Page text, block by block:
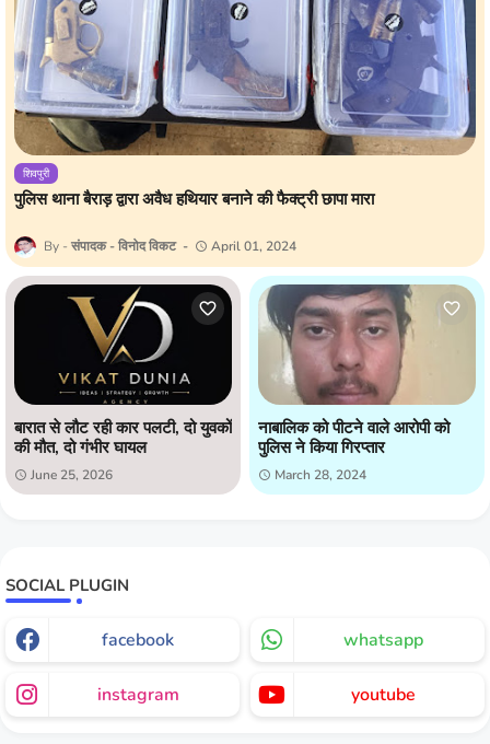
शिवपुरी
पुलिस थाना बैराड़ द्वारा अवैध हथियार बनाने की फैक्ट्री छापा मारा
संपादक - विनोद विकट April 01, 2024
बारात से लौट रही कार पलटी, दो युवकों
की मौत, दो गंभीर घायल
June 25, 2026
नाबालिक को पीटने वाले आरोपी को
पुलिस ने किया गिरप्तार
March 28, 2024
SOCIAL PLUGIN
facebook whatsapp
instagram youtube